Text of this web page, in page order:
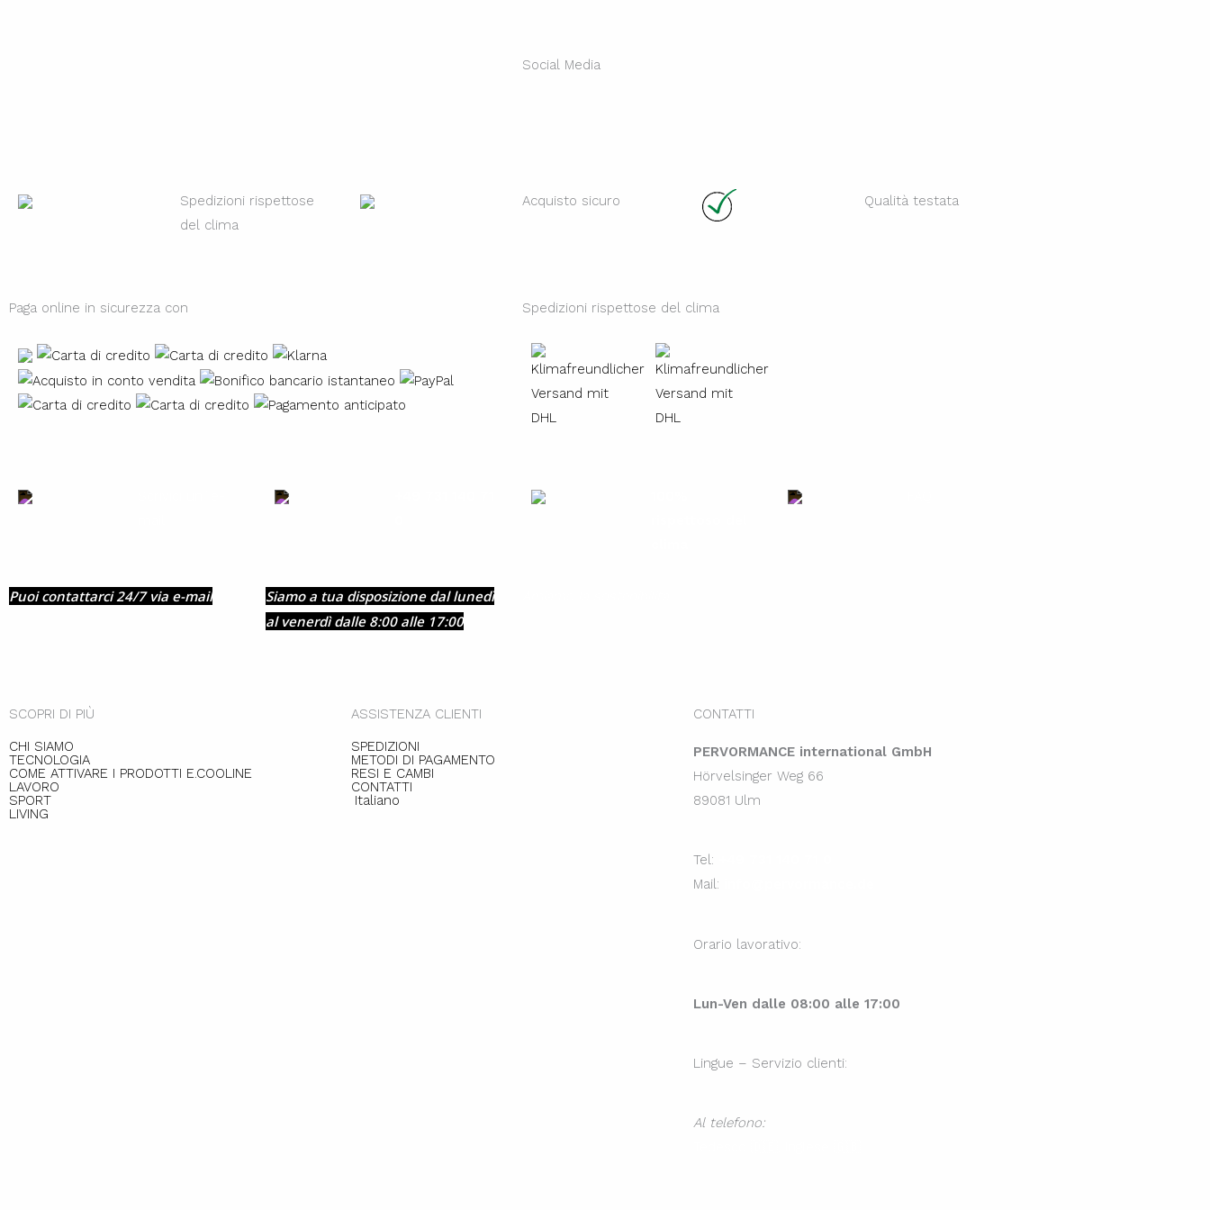
Social Media
Spedizioni rispettose
del clima
Acquisto sicuro Qualità testata
Paga online in sicurezza con Spedizioni rispettose del clima
Puoi contattarci 24/7 via e-mail
Siamo a tua disposizione dal lunedì
al venerdì dalle 8:00 alle 17:00
SCOPRI DI PIÙ
CHI SIAMO
TECNOLOGIA
COME ATTIVARE I PRODOTTI E.COOLINE
LAVORO
SPORT
LIVING
ASSISTENZA CLIENTI
SPEDIZIONI
METODI DI PAGAMENTO
RESI E CAMBI
CONTATTI
Italiano
CONTATTI
PERVORMANCE international GmbH
Hörvelsinger Weg 66
89081 Ulm
Tel:
Mail:
Orario lavorativo:
Lun-Ven dalle 08:00 alle 17:00
Lingue – Servizio clienti:
Al telefono: